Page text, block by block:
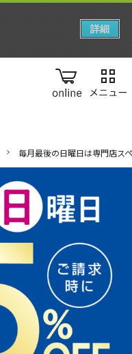
online
毎月最後の日曜日は専門店ス
詳細